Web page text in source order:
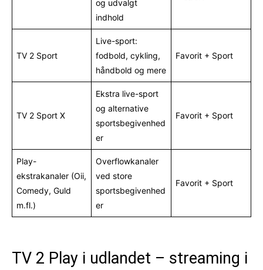
og udvalgt
indhold
TV 2 Sport
Live-sport:
fodbold, cykling,
håndbold og mere
Favorit + Sport
TV 2 Sport X
Ekstra live-sport
og alternative
sportsbegivenhed
er
Favorit + Sport
Play-
ekstrakanaler (Oii,
Comedy, Guld
m.fl.)
Overflowkanaler
ved store
sportsbegivenhed
er
Favorit + Sport
TV 2 Play i udlandet – streaming i